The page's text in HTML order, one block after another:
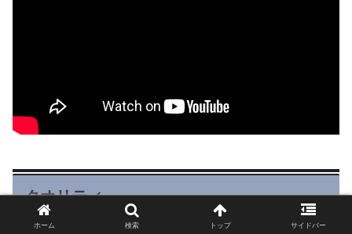
クオリティ
ホーム 検索 トップ サイドバー